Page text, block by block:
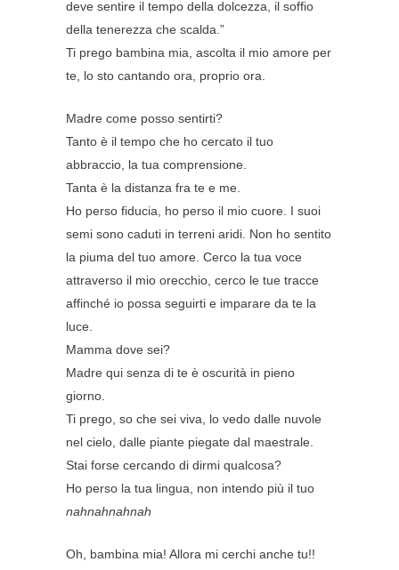
deve sentire il tempo della dolcezza, il soffio
della tenerezza che scalda.”
Ti prego bambina mia, ascolta il mio amore per
te, lo sto cantando ora, proprio ora.
Madre come posso sentirti?
Tanto è il tempo che ho cercato il tuo
abbraccio, la tua comprensione.
Tanta è la distanza fra te e me.
Ho perso fiducia, ho perso il mio cuore. I suoi
semi sono caduti in terreni aridi. Non ho sentito
la piuma del tuo amore. Cerco la tua voce
attraverso il mio orecchio, cerco le tue tracce
affinché io possa seguirti e imparare da te la
luce.
Mamma dove sei?
Madre qui senza di te è oscurità in pieno
giorno.
Ti prego, so che sei viva, lo vedo dalle nuvole
nel cielo, dalle piante piegate dal maestrale.
Stai forse cercando di dirmi qualcosa?
Ho perso la tua lingua, non intendo più il tuo
nahnahnahnah
Oh, bambina mia! Allora mi cerchi anche tu!!